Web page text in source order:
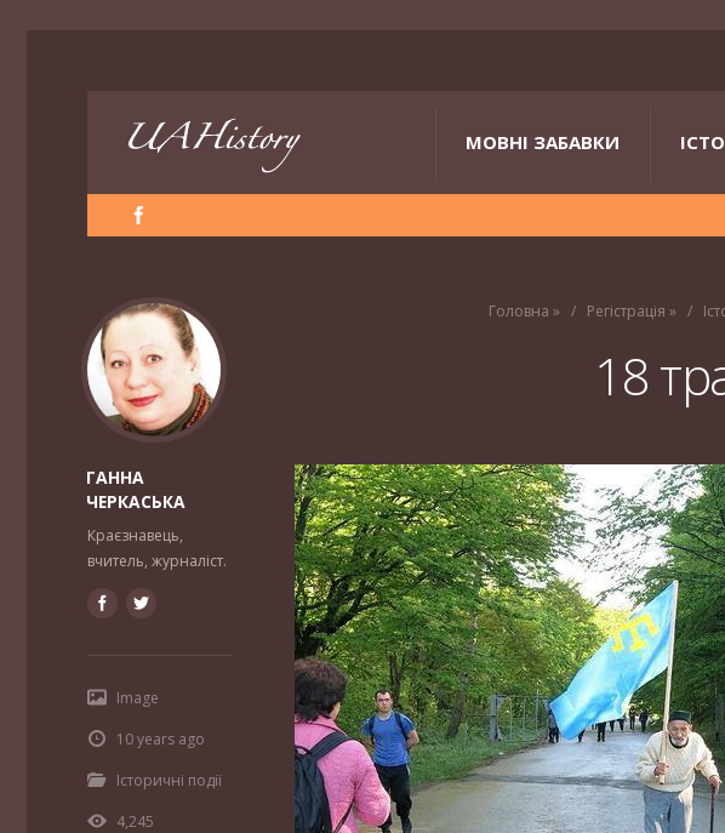
МОВНІ ЗАБАВКИ
Головна » Регістрація »
18
ГАННА
ЧЕРКАСЬКА
Краєзнавець,
вчитель, журналіст.
Image
10 years ago
Історичні події
4,245